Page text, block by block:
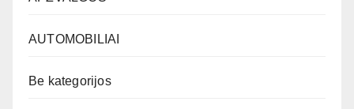
AUTOMOBILIAI
Be kategorijos